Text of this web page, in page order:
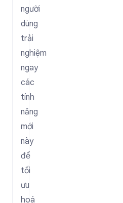
người
dùng
trải
nghiệm
ngay
các
tính
năng
mới
này
để
tối
ưu
hoá